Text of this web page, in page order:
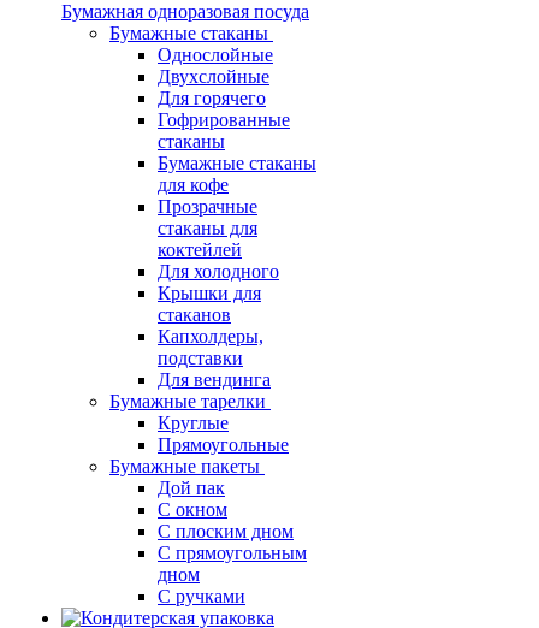
Бумажная одноразовая посуда
Бумажные стаканы
Однослойные
Двухслойные
Для горячего
Гофрированные
стаканы
Бумажные стаканы
для кофе
Прозрачные
стаканы для
коктейлей
Для холодного
Крышки для
стаканов
Капхолдеры,
подставки
Для вендинга
Бумажные тарелки
Круглые
Прямоугольные
Бумажные пакеты
Дой пак
С окном
С плоским дном
С прямоугольным
дном
С ручками